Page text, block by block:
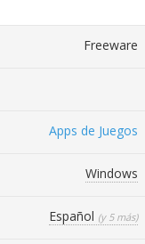
Freeware
Apps de Juegos
Windows
Español (y 5 más)